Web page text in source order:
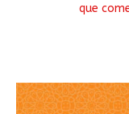
que